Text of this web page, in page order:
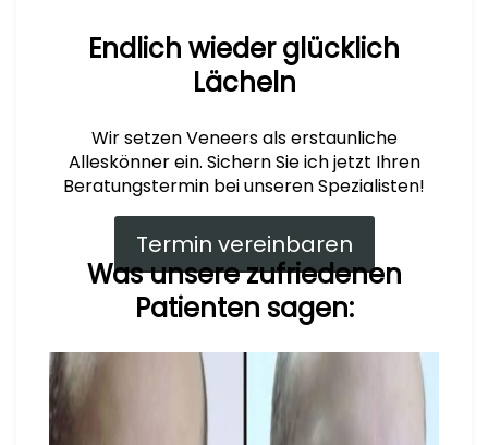
Endlich wiederglücklich
Lächeln
Wir setzen Veneers als erstaunliche
Alleskönner ein. Sichern Sie ich jetzt Ihren
Beratungstermin bei unseren Spezialisten!
Termin vereinbaren
Was unsere zufriedenen
Patienten sagen: